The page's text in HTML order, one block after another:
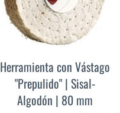
Herramienta con Vástago
"Prepulido" | Sisal-
Algodón | 80 mm